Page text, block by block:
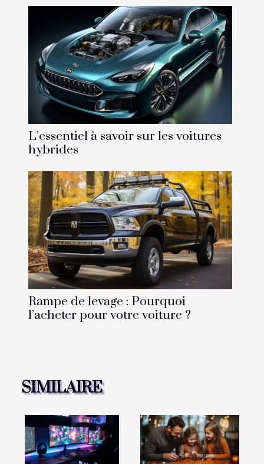
L’essentiel à savoir sur les voitures
hybrides
Rampe de levage : Pourquoi
l’acheter pour votre voiture ?
SIMILAIRE